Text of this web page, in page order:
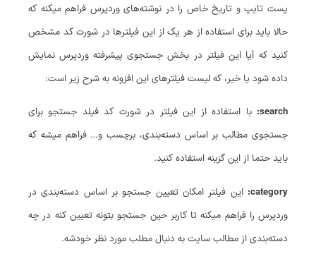
پست تایپ و تاریخ خاص را در نوشته‌های وردپرس فراهم میکنه که
حالا باید برای استفاده از هر یک از این فیلترها در شورت کد مشخص
کنید که آیا این فیلتر در بخش جستجوی پیشرفته وردپرس نمایش
داده شود یا خیر، که لیست فیلترهای این افزونه به شرح زیر است:
search
: با استفاده از این فیلتر در شورت کد فیلد جستجو برای
جستجوی مطالب بر اساس دسته‌بندی، برچسب و… فراهم میشه که
باید حتما از این گزینه استفاده کنید.
category
: این فیلتر امکان تعیین جستجو بر اساس دسته‌بندی در
وردپرس را فراهم میکنه تا کاربر حین جستجو بتونه تعیین کنه در چه
دسته‌بندی از مطالب سایت به دنبال مطلب مورد نظر خودشه.